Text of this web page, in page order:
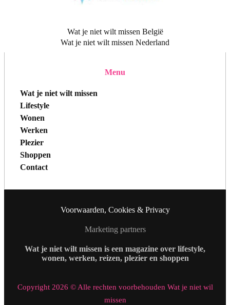
Wat je niet wilt missen België
Wat je niet wilt missen Nederland
Menu
Wat je niet wilt missen
Lifestyle
Wonen
Werken
Plezier
Shoppen
Contact
Voorwaarden, Cookies & Privacy
Marketing partners
Wat je niet wilt missen is een magazine over lifestyle,
wonen, werken, reizen, plezier en shoppen
Copyright 2026 © Alle rechten voorbehouden Wat je niet wil
missen